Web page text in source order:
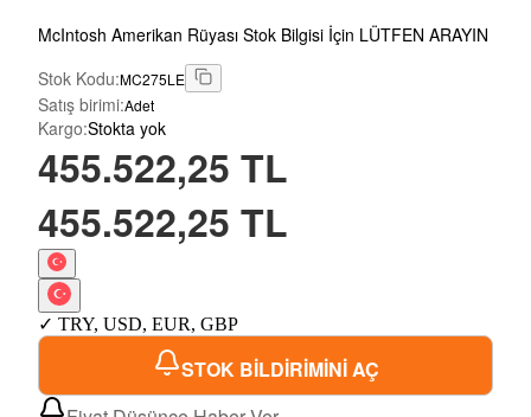
McIntosh Amerikan Rüyası Stok Bilgisi İçin LÜTFEN ARAYIN
Stok Kodu:MC275LE
Satış birimi:Adet
Kargo:Stokta yok
455.522,25 TL
455.522,25 TL
✓ TRY, USD, EUR, GBP
STOK BİLDİRİMİNİ AÇ